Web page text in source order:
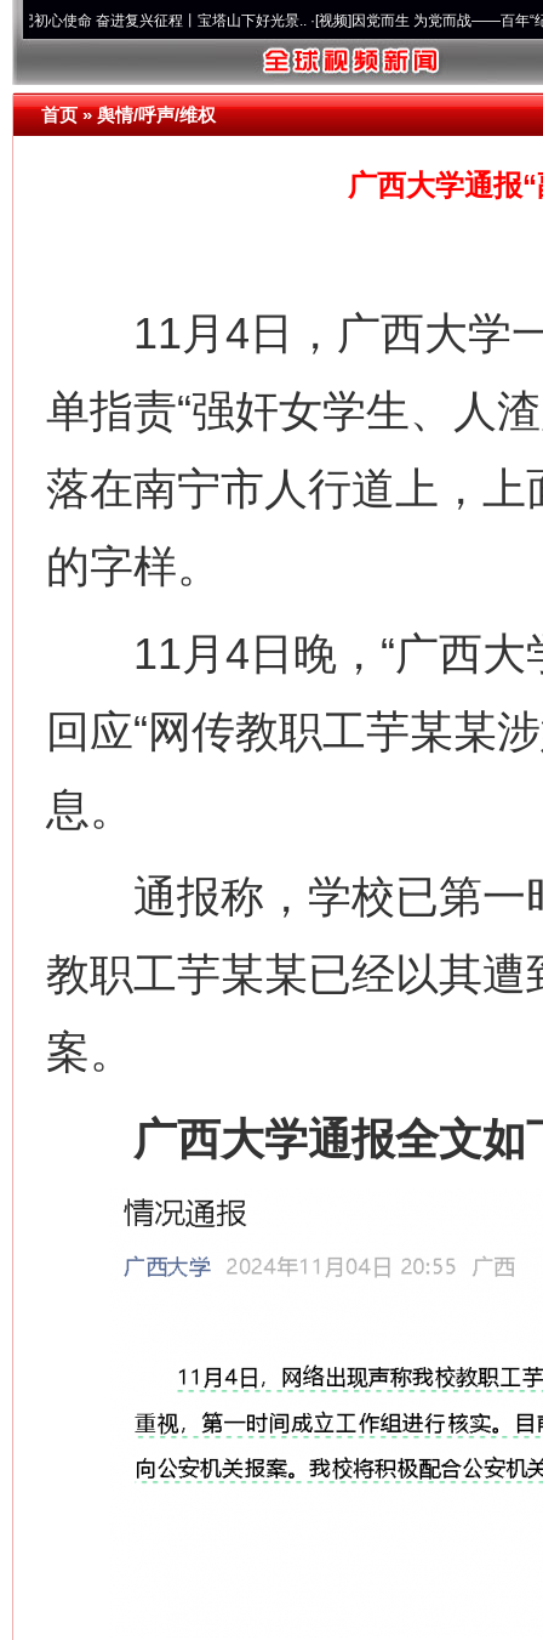
命 奋进复兴征程丨宝塔山下好光景..·[视频]因党而生 为党而战——百年“纪”事⑧加
首页»舆情/呼声/维权
广西大学通报
11月4日，广西大学一
单指责“强奸女学生、人
落在南宁市人行道上，
的字样。
11月4日晚，“广西大
回应“网传教职工芋某某
息。
通报称，学校已第一
教职工芋某某已经以其遭
案。
广西大学通报全文如